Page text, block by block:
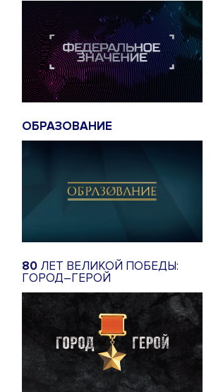
ОБРАЗОВАНИЕ
80 ЛЕТ ВЕЛИКОЙ ПОБЕДЫ:
ГОРОД–ГЕРОЙ